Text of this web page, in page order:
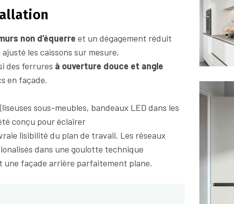
non d’équerre et un dégagement réduit
les caissons sur mesure,
des ferrures à ouverture douce et angle
en façade.
(liseuses sous-meubles, bandeaux LED dans les
conçu pour éclairer
lisibilité du plan de travail. Les réseaux
dans une goulotte technique
façade arrière parfaitement plane.